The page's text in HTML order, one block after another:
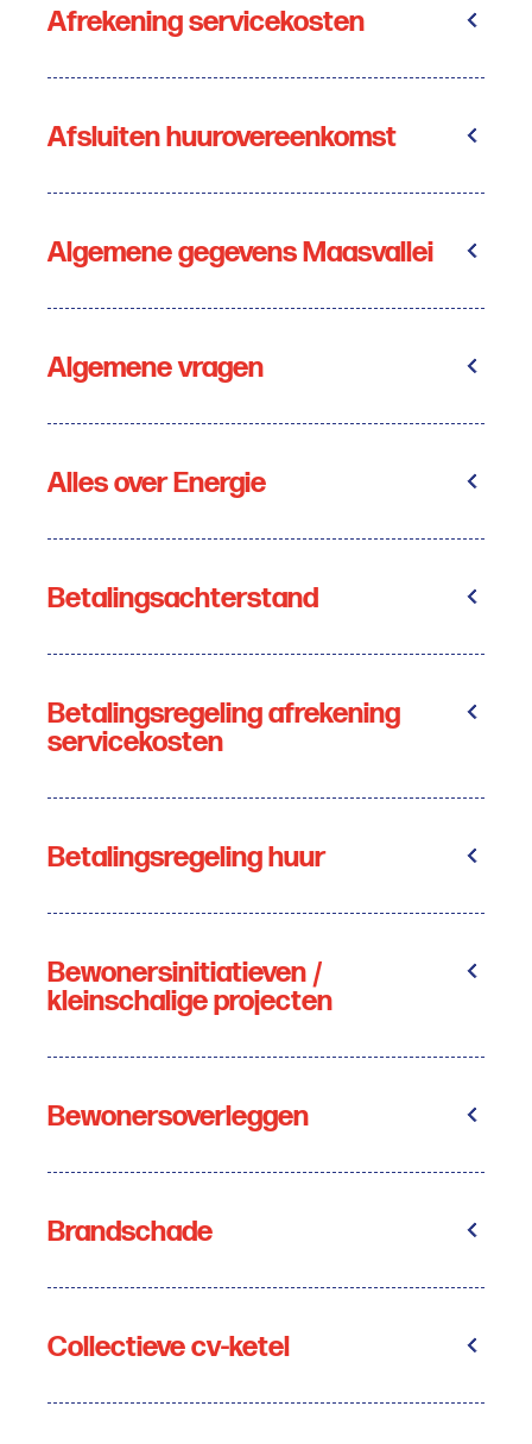
Afrekening servicekosten
Afsluiten huurovereenkomst
Algemene gegevens Maasvallei
Algemene vragen
Alles over Energie
Betalingsachterstand
Betalingsregeling afrekening
servicekosten
Betalingsregeling huur
Bewonersinitiatieven /
kleinschalige projecten
Bewonersoverleggen
Brandschade
Collectieve cv-ketel